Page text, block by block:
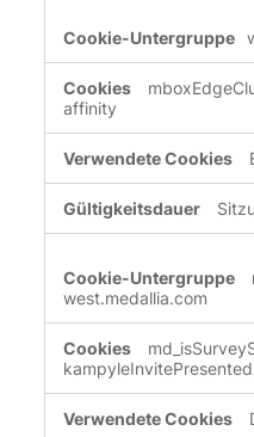
affinity
west.medallia.com